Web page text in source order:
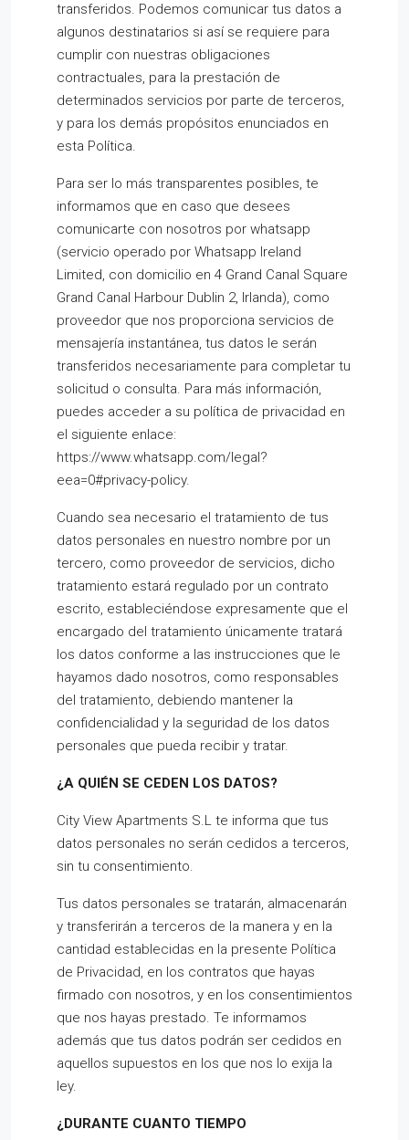
transferidos. Podemos comunicar tus datos a
algunos destinatarios si así se requiere para
cumplir con nuestras obligaciones
contractuales, para la prestación de
determinados servicios por parte de terceros,
y para los demás propósitos enunciados en
esta Política.
Para ser lo más transparentes posibles, te
informamos que en caso que desees
comunicarte con nosotros por whatsapp
(servicio operado por Whatsapp Ireland
Limited, con domicilio en 4 Grand Canal Square
Grand Canal Harbour Dublin 2, Irlanda), como
proveedor que nos proporciona servicios de
mensajería instantánea, tus datos le serán
transferidos necesariamente para completar tu
solicitud o consulta. Para más información,
puedes acceder a su política de privacidad en
el siguiente enlace:
https://www.whatsapp.com/legal?
eea=0#privacy-policy.
Cuando sea necesario el tratamiento de tus
datos personales en nuestro nombre por un
tercero, como proveedor de servicios, dicho
tratamiento estará regulado por un contrato
escrito, estableciéndose expresamente que el
encargado del tratamiento únicamente tratará
los datos conforme a las instrucciones que le
hayamos dado nosotros, como responsables
del tratamiento, debiendo mantener la
confidencialidad y la seguridad de los datos
personales que pueda recibir y tratar.
¿A QUIÉN SE CEDEN LOS DATOS?
City View Apartments S.L te informa que tus
datos personales no serán cedidos a terceros,
sin tu consentimiento.
Tus datos personales se tratarán, almacenarán
y transferirán a terceros de la manera y en la
cantidad establecidas en la presente Política
de Privacidad, en los contratos que hayas
firmado con nosotros, y en los consentimientos
que nos hayas prestado. Te informamos
además que tus datos podrán ser cedidos en
aquellos supuestos en los que nos lo exija la
ley.
¿DURANTE CUANTO TIEMPO